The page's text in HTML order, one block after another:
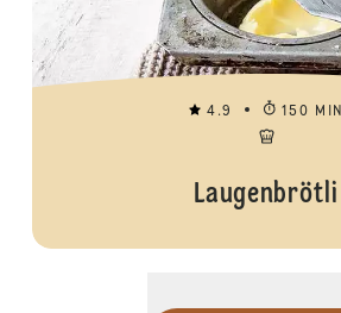
4.9 150 MIN
Laugenbrötli